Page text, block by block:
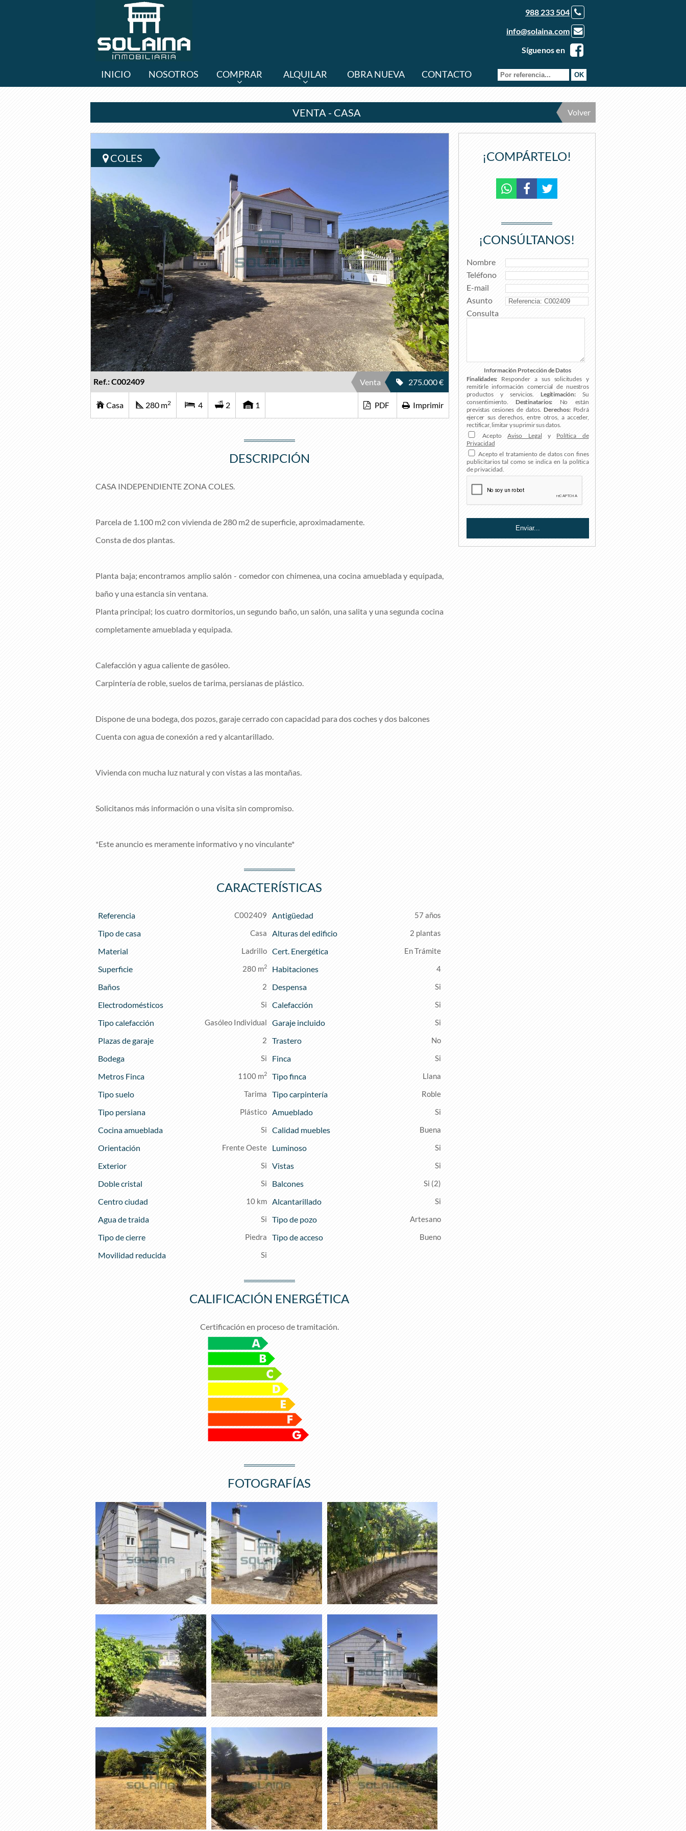
988 233 504
info@solaina.com
Síguenos en
INICIO NOSOTROS COMPRAR ALQUILAR OBRA NUEVA CONTACTO
VENTA - CASA Volver
COLES
Ref.: C002409 Venta 275.000 €
Casa 280 m2 4 2 1 Imprimir
DESCRIPCIÓN
CASA INDEPENDIENTE ZONA COLES.
Parcela de 1.100 m2 con vivienda de 280 m2 de superficie, aproximadamente.
Consta de dos plantas.
Planta baja; encontramos amplio salón - comedor con chimenea, una cocina amueblada y equipada,
baño y una estancia sin ventana.
Planta principal; los cuatro dormitorios, un segundo baño, un salón, una salita y una segunda cocina
completamente amueblada y equipada.
Calefacción y agua caliente de gasóleo.
Carpintería de roble, suelos de tarima, persianas de plástico.
Dispone de una bodega, dos pozos, garaje cerrado con capacidad para dos coches y dos balcones
Cuenta con agua de conexión a red y alcantarillado.
Vivienda con mucha luz natural y con vistas a las montañas.
Solicitanos más información o una visita sin compromiso.
*Este anuncio es meramente informativo y no vinculante*
CARACTERÍSTICAS
Referencia C002409 Antigüedad 57 años
Tipo de casa Casa Alturas del edificio 2 plantas
Material Ladrillo Cert. Energética En Trámite
Superficie 280 m2 Habitaciones 4
Baños 2
Despensa
Electrodomésticos
Calefacción
Tipo calefacción
Gasóleo Individual
Garaje incluido
Plazas de garaje
2
Trastero
Bodega
Finca
Metros Finca
1100 m2 Tipo finca Llana
Tipo suelo Tarima Tipo carpintería Roble
Tipo persiana Plástico Amueblado
Cocina amueblada
Calidad muebles Buena
Orientación Frente Oeste
Luminoso
Exterior
Vistas
Doble cristal
Balcones (2)
Centro ciudad 10 km Alcantarillado
Agua de traida
Tipo de pozo Artesano
Tipo de cierre Piedra Tipo de acceso Bueno
Movilidad reducida
CALIFICACIÓN ENERGÉTICA
Certificación en proceso de tramitación.
FOTOGRAFÍAS
¡COMPÁRTELO!
¡CONSÚLTANOS!
Nombre
Teléfono
E-mail
Asunto
Consulta
Información Protección de Datos
Finalidades: Responder a sus solicitudes y
remitirle información comercial de nuestros
productos y servicios.Legitimación:Su
consentimiento. Destinatarios: No están
previstas cesiones de datos.Derechos:Podrá
ejercer sus derechos, entre otros, a acceder,
rectificar, limitar y suprimir sus datos.
AceptoAviso Legaly Política de
Privacidad
Acepto el tratamiento de datos con fines
publicitarios tal como se indica en la política
de privacidad.